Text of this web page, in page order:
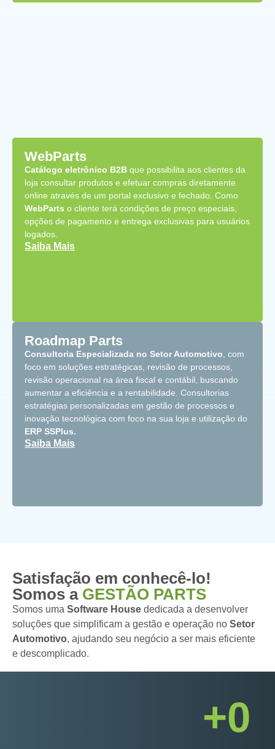
WebParts
Catálogo eletrônico B2B que possibilita aos clientes da
loja consultar produtos e efetuar compras diretamente
online através de um portal exclusivo e fechado. Como
WebParts o cliente terá condições de preço especiais,
opções de pagamento e entrega exclusivas para usuários
logados.
Saiba Mais
Roadmap Parts
Consultoria Especializada no Setor Automotivo , com
foco em soluções estratégicas, revisão de processos,
revisão operacional na área fiscal e contábil, buscando
aumentar a eficiência e a rentabilidade. Consultorias
estratégias personalizadas em gestão de processos e
inovação tecnológica com foco na sua loja e utilização do
ERP SSPlus.
Saiba Mais
Satisfação em conhecê-lo!
Somos a GESTÃO PARTS
Somos uma Software House dedicada a desenvolver
soluções que simplificam a gestão e operação no Setor
Automotivo, ajudando seu negócio a ser mais eficiente
e descomplicado.
+0